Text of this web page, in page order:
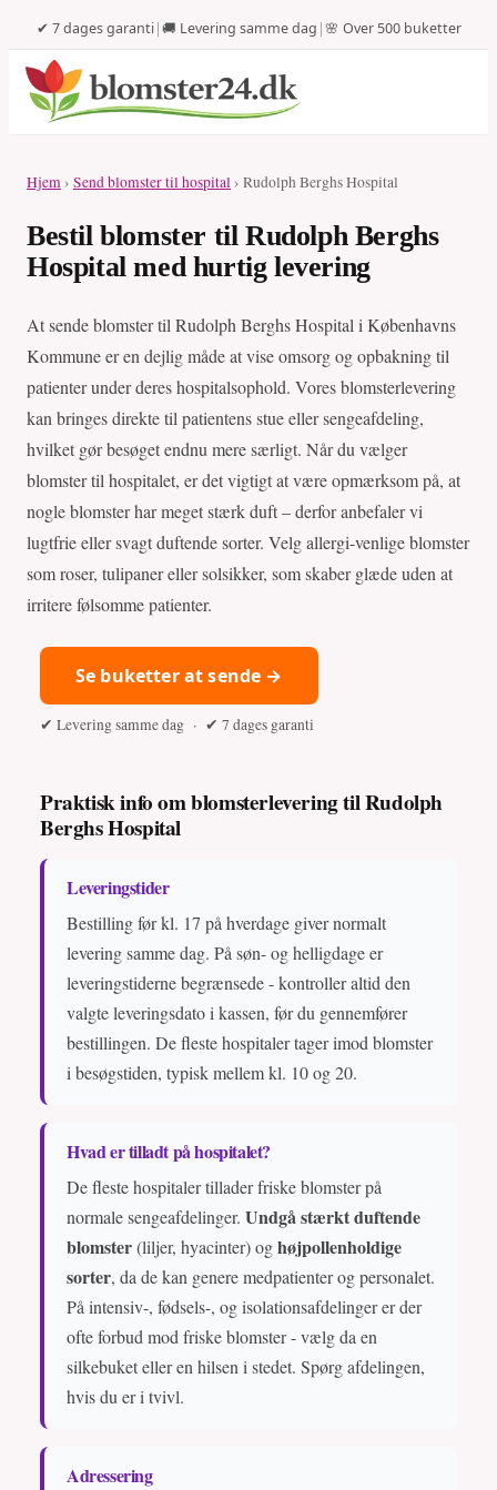
✔ 7 dages garanti|🚚 Levering samme dag |🌸 Over 500 buketter
Hjem› Send blomster til hospital› Rudolph Berghs Hospital
Bestil blomster til Rudolph Berghs
Hospital med hurtig levering
At sende blomster til Rudolph Berghs Hospital i Københavns
Kommune er en dejlig måde at vise omsorg og opbakning til
patienter under deres hospitalsophold. Vores blomsterlevering
kan bringes direkte til patientens stue eller sengeafdeling,
hvilket gør besøget endnu mere særligt. Når du vælger
blomster til hospitalet, er det vigtigt at være opmærksom på, at
nogle blomster har meget stærk duft – derfor anbefaler vi
lugtfrie eller svagt duftende sorter. Velg allergi-venlige blomster
som roser, tulipaner eller solsikker, som skaber glæde uden at
irritere følsomme patienter.
Se buketter at sende →
✔ Levering samme dag · ✔ 7 dages garanti
Praktisk info om blomsterlevering til Rudolph
Berghs Hospital
Leveringstider
Bestilling før kl. 17 på hverdage giver normalt
levering samme dag. På søn- og helligdage er
leveringstiderne begrænsede - kontroller altid den
valgte leveringsdato i kassen, før du gennemfører
bestillingen. De fleste hospitaler tager imod blomster
i besøgstiden, typisk mellem kl. 10 og 20.
Hvad er tilladt på hospitalet?
De fleste hospitaler tillader friske blomster på
normale sengeafdelinger. Undgå stærkt duftende
blomster(liljer, hyacinter) oghøjpollenholdige
sorter, da de kan genere medpatienter og personalet.
På intensiv-, fødsels-, og isolationsafdelinger er der
ofte forbud mod friske blomster - vælg da en
silkebuket eller en hilsen i stedet. Spørg afdelingen,
hvis du er i tvivl.
Adressering